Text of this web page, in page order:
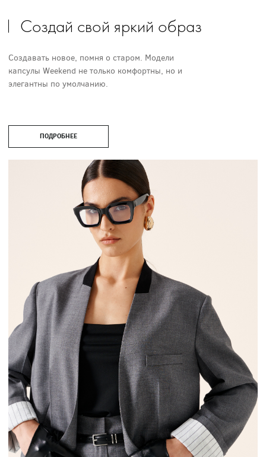
Создай свой яркий образ
Создавать новое, помня о старом. Модели
капсулы Weekend не только комфортны, но и
элегантны по умолчанию.
ПОДРОБНЕЕ